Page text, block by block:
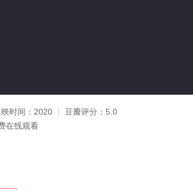
映时间： 2020 豆瓣评分： 5.0
在线观看